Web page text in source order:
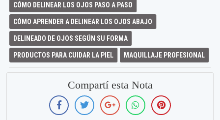
CÓMO DELINEAR LOS OJOS PASO A PASO
CÓMO APRENDER A DELINEAR LOS OJOS ABAJO
DELINEADO DE OJOS SEGÚN SU FORMA
PRODUCTOS PARA CUIDAR LA PIEL MAQUILLAJE PROFESIONAL
Compartí esta Nota